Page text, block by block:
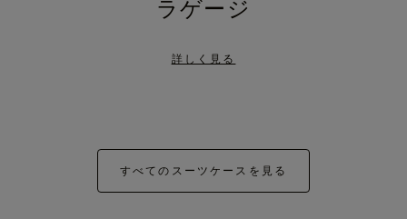
ラゲージ
詳しく見る
すべてのスーツケースを見る